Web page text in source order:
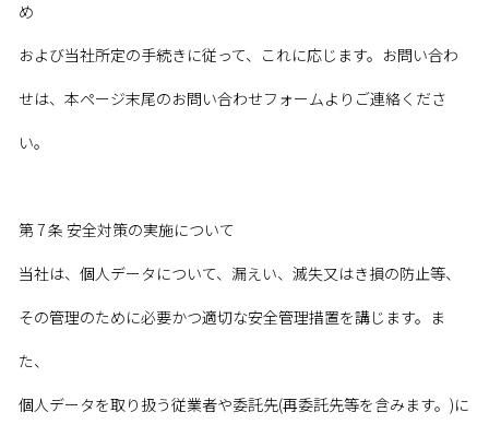
め
および当社所定の手続きに従って、これに応じます。お問い合わ
せは、本ページ末尾のお問い合わせフォームよりご連絡くださ
い。
第 7 条 安全対策の実施について
当社は、個人データについて、漏えい、滅失又はき損の防止等、
その管理のために必要かつ適切な安全管理措置を講じます。ま
た、
個人データを取り扱う従業者や委託先(再委託先等を含みます。)に